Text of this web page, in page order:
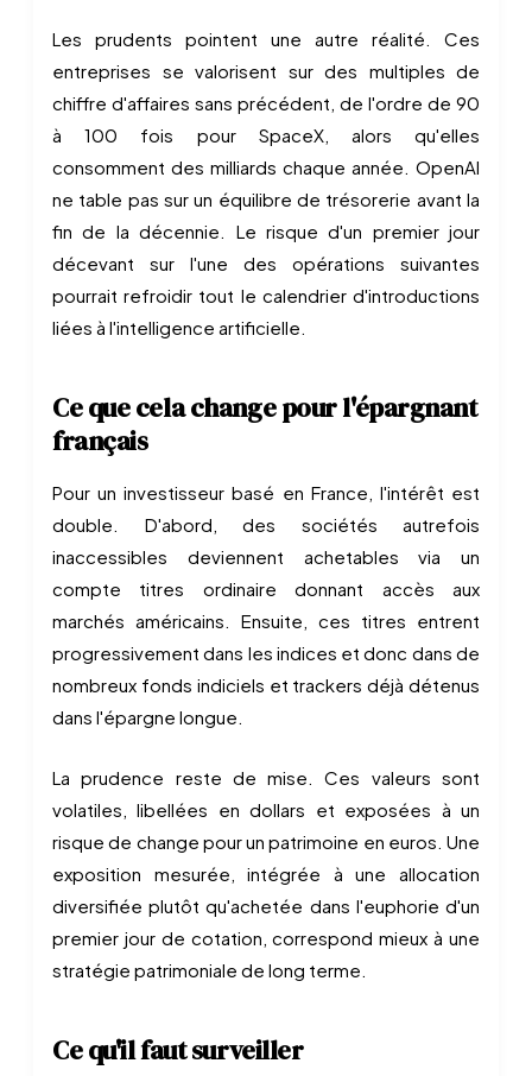
Les prudents pointent une autre réalité. Ces
entreprises se valorisent sur des multiples de
chiffre d'affaires sans précédent, de l'ordre de 90
à 100 fois pour SpaceX, alors qu'elles
consomment des milliards chaque année. OpenAI
ne table pas sur un équilibre de trésorerie avant la
fin de la décennie. Le risque d'un premier jour
décevant sur l'une des opérations suivantes
pourrait refroidir tout le calendrier d'introductions
liées à l'intelligence artificielle.
Ce que cela change pour l'épargnant
français
Pour un investisseur basé en France, l'intérêt est
double. D'abord, des sociétés autrefois
inaccessibles deviennent achetables via un
compte titres ordinaire donnant accès aux
marchés américains. Ensuite, ces titres entrent
progressivement dans les indices et donc dans de
nombreux fonds indiciels et trackers déjà détenus
dans l'épargne longue.
La prudence reste de mise. Ces valeurs sont
volatiles, libellées en dollars et exposées à un
risque de change pour un patrimoine en euros. Une
exposition mesurée, intégrée à une allocation
diversifiée plutôt qu'achetée dans l'euphorie d'un
premier jour de cotation, correspond mieux à une
stratégie patrimoniale de long terme.
Ce qu'il faut surveiller